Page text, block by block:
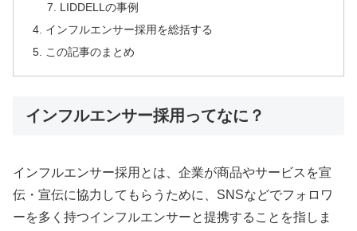
LIDDELLの事例
インフルエンサー採用を総括する
この記事のまとめ
インフルエンサー採用ってなに？
インフルエンサー採用とは、企業が商品やサービスを宣
伝・宣伝に協力してもらうために、SNSなどでフォロワ
ーを多く持つインフルエンサーと提携することを指しま